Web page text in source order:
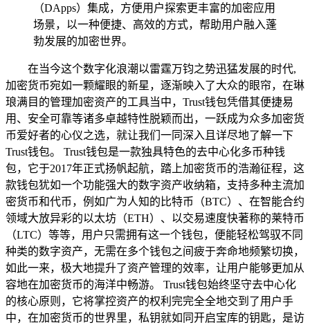
（DApps）集成，方便用户探索更丰富的加密应用
场景，以一种便捷、高效的方式，帮助用户融入蓬
勃发展的加密世界。
在当今这个数字化浪潮以雷霆万钧之势迅猛发展的时代,
加密货币宛如一颗耀眼的新星，逐渐映入了大众的眼帘，在琳
琅满目的管理加密资产的工具当中，Trust钱包凭借其便捷易
用、安全可靠等诸多卓越特性脱颖而出，一跃成为众多加密货
币爱好者的心仪之选，就让我们一同深入且详尽地了解一下
Trust钱包。 Trust钱包是一款独具特色的去中心化多币种钱
包，它于2017年正式扬帆起航，踏上加密货币的浩瀚征程，这
款钱包犹如一个功能强大的数字资产收纳箱，支持多种主流加
密货币和代币，例如广为人知的比特币（BTC）、在智能合约
领域大放异彩的以太坊（ETH）、以交易速度快著称的莱特币
（LTC）等等，用户只需拥有这一个钱包，便能轻松驾驭不同
种类的数字资产，无需在多个钱包之间疲于奔命地频繁切换，
如此一来，极大地提升了资产管理的效率，让用户能够更加从
容地在加密货币的海洋中畅游。 Trust钱包始终坚守去中心化
的核心原则，它将掌控资产的权利完完全全地交到了用户手
中，在加密货币的世界里，私钥就如同开启宝库的钥匙，是访